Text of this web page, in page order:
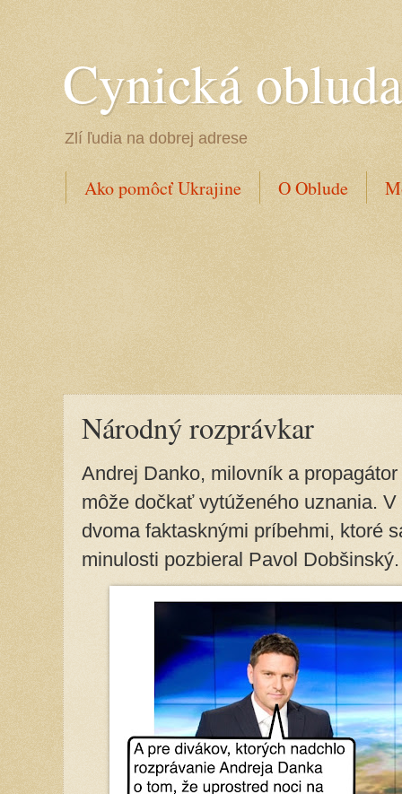
Cynická obluda
Zlí ľudia na dobrej adrese
Ako pomôcť Ukrajine O Oblude
Národný rozprávkar
Andrej Danko, milovník a
môže dočkať vytúženého uznania.
dvoma faktasknými príbehmi, ktoré
minulosti pozbieral Pavol Dobšinský.